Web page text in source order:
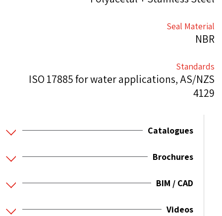
Seal Material
NBR
Standards
ISO 17885 for water applications, AS/NZS
4129
Catalogues
Brochures
BIM / CAD
Videos